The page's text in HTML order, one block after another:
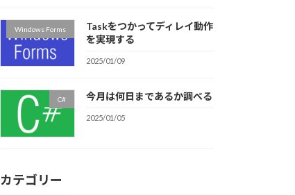
Windows Forms
Taskをつかってディレイ動作
を実現する
2025/01/09
C# 今月は何日まであるか調べる
2025/01/05
カテゴリー